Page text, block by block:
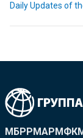
Daily Updates of
МБРРМАРМФК